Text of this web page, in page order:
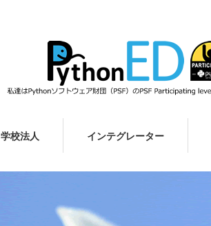
学校法人 インテグレーター